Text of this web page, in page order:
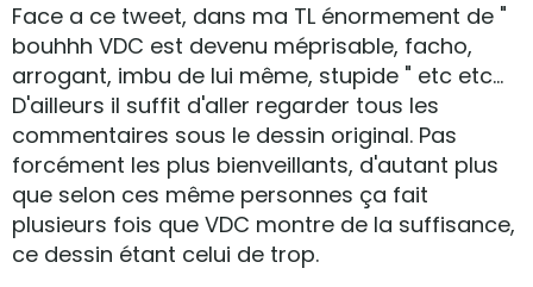
Face a ce tweet, dans ma TL énormement de "
bouhhh VDC est devenu méprisable, facho,
arrogant, imbu de lui même, stupide " etc etc...
D'ailleurs il suffit d'aller regarder tous les
commentaires sous le dessin original. Pas
forcément les plus bienveillants, d'autant plus
que selon ces même personnes ça fait
plusieurs fois que VDC montre de la suffisance,
ce dessin étant celui de trop.